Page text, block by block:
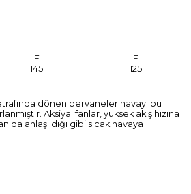
E
F
145 125
dönen pervaneler havayı bu
Aksiyal fanlar, yüksek akış hızına
da anlaşıldığı gibi sıcak havaya